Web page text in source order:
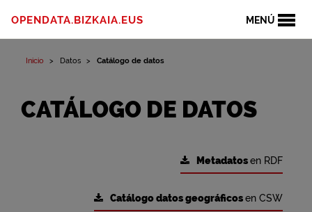
MENÚ
OPENDATA.BIZKAIA.EUS
Inicio Datos Catálogo de datos
CATÁLOGO DE DATOS
Metadatosen RDF
Catálogo datos geográficosen CSW